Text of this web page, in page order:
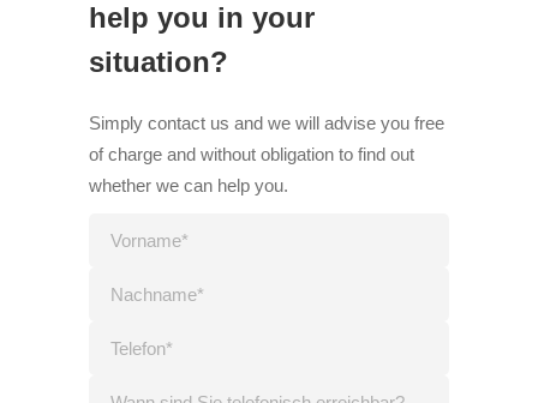
help you in your
situation?
Simply contact us and we will advise you free
of charge and without obligation to find out
whether we can help you.